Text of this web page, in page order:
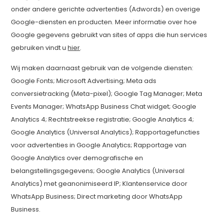
onder andere gerichte advertenties (Adwords) en overige
Google-diensten en producten. Meer informatie over hoe
Google gegevens gebruikt van sites of apps die hun services
gebruiken vindt uhier.
Wij maken daarnaast gebruik van de volgende diensten:
Google Fonts; Microsoft Advertising; Meta ads
conversietracking (Meta-pixel); Google Tag Manager; Meta
Events Manager; WhatsApp Business Chat widget; Google
Analytics 4; Rechtstreekse registratie; Google Analytics 4;
Google Analytics (Universal Analytics); Rapportagefuncties
voor advertenties in Google Analytics; Rapportage van
Google Analytics over demografische en
belangstellingsgegevens; Google Analytics (Universal
Analytics) met geanonimiseerd IP; Klantenservice door
WhatsApp Business; Direct marketing door WhatsApp
Business.